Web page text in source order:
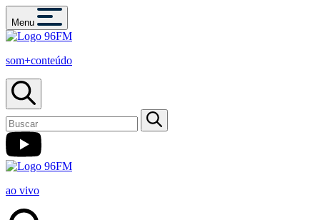
Menu
som+conteúdo
ao vivo